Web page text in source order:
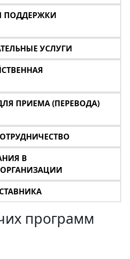
ПОДДЕРЖКИ
УСЛУГИ
ПРИЕМА (ПЕРЕВОДА)
В
программ